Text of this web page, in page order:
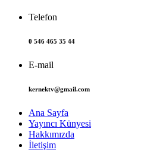
Telefon
0 546 465 35 44
E-mail
kernektv@gmail.com
Ana Sayfa
Yayıncı Künyesi
Hakkımızda
İletişim